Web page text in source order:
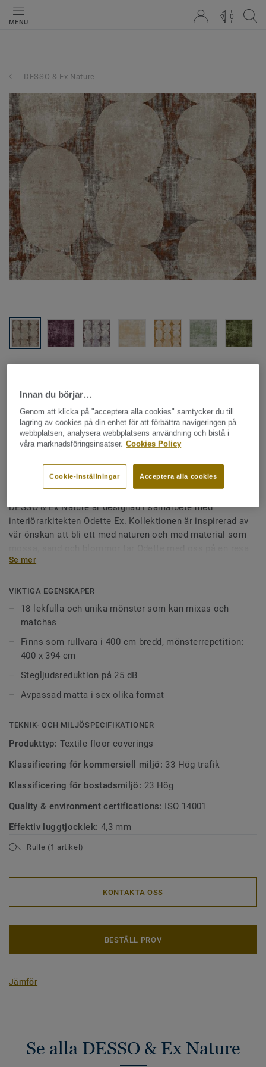
MENU
0
DESSO & Ex Nature
Hela kollektionen - LRV och NCS (18)
Heltäckningsmatta - rullvara
DESSO & Ex Nature - Desso
&Ex Nature AC35 2052-205-V
T1 400
DESSO & Ex Nature är designad i samarbete med
interiörarkitekten Odette Ex. Kollektionen är inspirerad av
vår önskan att bli ett med naturen och med material som
genom vår natur med den vackra kollektionen DESSO & Ex
basfärger – Jord, Sand, Mossa, Kosmos, Träkol och
Violett – i olika lager av ljus och skugga.
DESSO & Ex Nature passar utmärkt på multifunktionella
kollektionen bidrar till en harmonisk interiör.
Se mer
VIKTIGA EGENSKAPER
18 lekfulla och unika mönster som kan mixas och
matchas
Finns som rullvara i 400 cm bredd, mönsterrepetition:
400 x 394 cm
Stegljudsreduktion på 25 dB
Avpassad matta i sex olika format
TEKNIK- OCH MILJÖSPECIFIKATIONER
Produkttyp: Textile floor coverings
Klassificering för kommersiell miljö: 33 Hög trafik
Klassificering för bostadsmiljö: 23 Hög
Quality & environment certifications: ISO 14001
Effektiv luggtjocklek: 4,3 mm
Rulle (1 artikel)
KONTAKTA OSS
BESTÄLL PROV
Jämför
Se alla DESSO & Ex Nature
Innan du börjar…
Genom att klicka på "acceptera alla cookies" samtycker du till
lagring av cookies på din enhet för att förbättra navigeringen på
webbplatsen, analysera webbplatsens användning och bistå i
våra marknadsföringsinsatser. Cookies Policy
Acceptera alla cookies
Cookie-inställningar